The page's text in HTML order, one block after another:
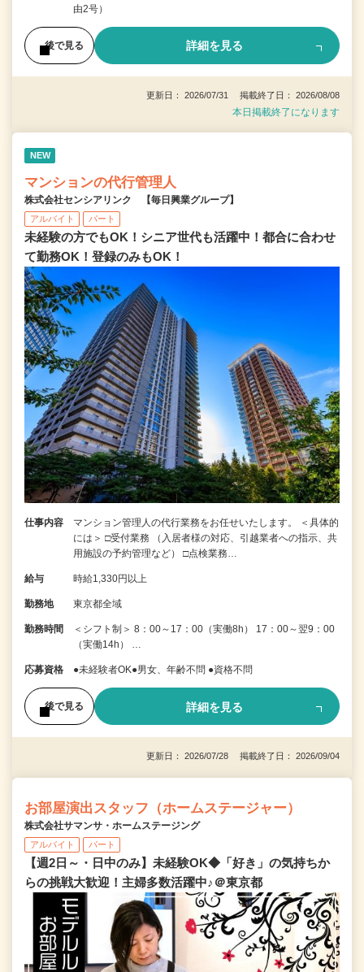
由2号）
後で見る 詳細を見る
更新日： 2026/07/31 掲載終了日： 2026/08/08
本日掲載終了になります
NEW
マンションの代行管理人
株式会社センシアリンク 【毎日興業グループ】
アルバイト パート
未経験の方でもOK！シニア世代も活躍中！都合に合わせ
て勤務OK！登録のみもOK！
仕事内容
マンション管理人の代行業務をお任せいたします。 ＜具体的
には＞ □受付業務 （入居者様の対応、引越業者への指示、共
用施設の予約管理など） □点検業務…
給与 時給1,330円以上
勤務地 東京都全域
勤務時間
＜シフト制＞ 8：00～17：00（実働8h） 17：00～翌9：00
（実働14h） …
応募資格 ●未経験者OK●男女、年齢不問 ●資格不問
後で見る 詳細を見る
更新日： 2026/07/28 掲載終了日： 2026/09/04
お部屋演出スタッフ（ホームステージャー）
株式会社サマンサ・ホームステージング
アルバイト パート
【週2日～・日中のみ】未経験OK◆「好き」の気持ちか
らの挑戦大歓迎！主婦多数活躍中♪＠東京都